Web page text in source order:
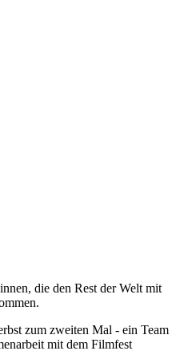
die den Rest der Welt mit
zum zweiten Mal - ein Team
mit dem Filmfest